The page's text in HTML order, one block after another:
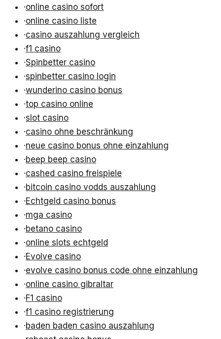
·online casino sofort
·online casino liste
·casino auszahlung vergleich
·f1 casino
·Spinbetter casino
·spinbetter casino login
·wunderino casino bonus
·top casino online
·slot casino
·casino ohne beschränkung
·neue casino bonus ohne einzahlung
·beep beep casino
·cashed casino freispiele
·bitcoin casino vodds auszahlung
·Echtgeld casino bonus
·mga casino
·betano casino
·online slots echtgeld
·Evolve casino
·evolve casino bonus code ohne einzahlung
·online casino gibraltar
·F1 casino
·f1 casino registrierung
·baden baden casino auszahlung